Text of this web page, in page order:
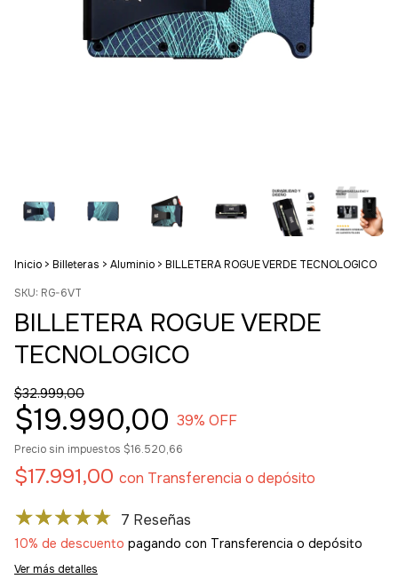
Inicio > Billeteras > Aluminio > BILLETERA ROGUE VERDE TECNOLOGICO
SKU: RG-6VT
BILLETERA ROGUE VERDE
TECNOLOGICO
$32.999,00
$19.990,00 39% OFF
Precio sin impuestos $16.520,66
$17.991,00 con Transferencia o depósito
7 Reseñas
10% de descuento pagando con Transferencia o depósito
Ver más detalles